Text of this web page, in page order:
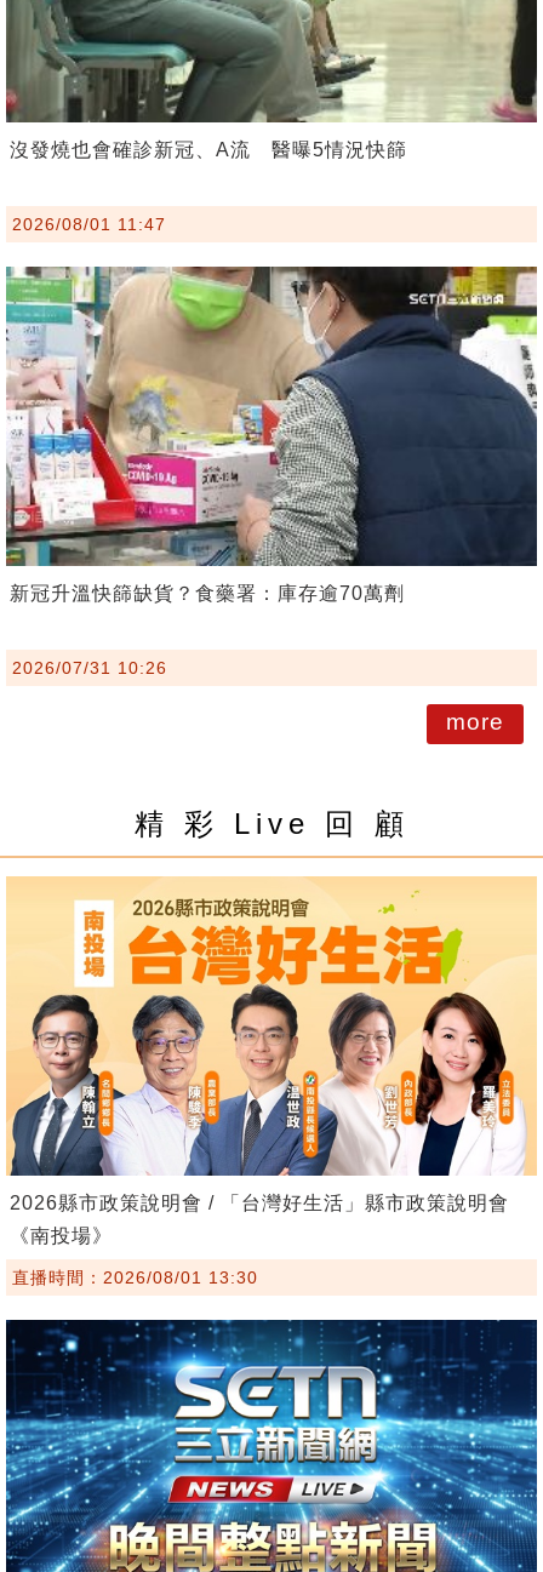
沒發燒也會確診新冠、A流 醫曝5情況快篩
2026/08/01 11:47
新冠升溫快篩缺貨？食藥署：庫存逾70萬劑
2026/07/31 10:26
more
精 彩 Live 回 顧
2026縣市政策說明會 / 「台灣好生活」縣市政策說明會
《南投場》
直播時間：2026/08/01 13:30